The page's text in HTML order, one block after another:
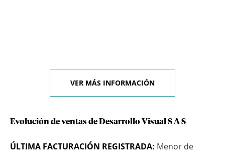
VER MÁS INFORMACIÓN
Evolución de ventas de Desarrollo Visual S A S
ÚLTIMA FACTURACIÓN REGISTRADA: Menor de